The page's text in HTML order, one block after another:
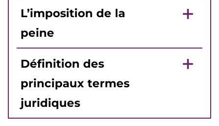
L’imposition de la
peine
Définition des
principaux termes
juridiques